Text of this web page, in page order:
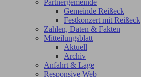
Partnergemeinde
Gemeinde Reißeck
Festkonzert mit Reißeck
Zahlen, Daten & Fakten
Mitteilungsblatt
Aktuell
Archiv
Anfahrt & Lage
Responsive Web